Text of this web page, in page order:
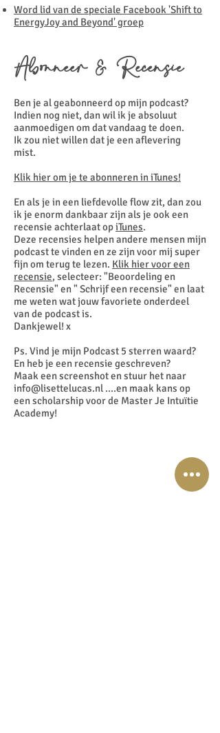
Word lid van de speciale Facebook 'Shift to
EnergyJoy and Beyond' groep
Abonneer & Recensie
Ben je al geabonneerd op mijn podcast?
Indien nog niet, dan wil ik je absoluut
aanmoedigen om dat vandaag te doen.
Ik zou niet willen dat je een aflevering
mist.
Klik hier om je te abonneren in iTunes!
En als je in een liefdevolle flow zit, dan zou
ik je enorm dankbaar zijn als je ook een
recensie achterlaat opiTunes.
Deze recensies helpen andere mensen mijn
podcast te vinden en ze zijn voor mij super
fijn om terug te lezen. Klik hier voor een
recensie, selecteer: "Beoordeling en
Recensie" en " Schrijf een recensie" en laat
me weten wat jouw favoriete onderdeel
van de podcast is.
Dankjewel! x
Ps. Vind je mijn Podcast 5 sterren waard?
En heb je een recensie geschreven?
Maak een screenshot en stuur het naar
info@lisettelucas.nl ....en maak kans op
een scholarship voor de Master Je Intuïtie
Academy!